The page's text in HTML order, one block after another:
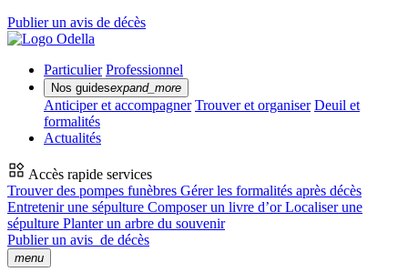
Publier un avis de décès
Particulier Professionnel
Nos guidesexpand_more
Anticiper et accompagner Trouver et organiser Deuil et
formalités
Actualités
Accès rapide services
Trouver des pompes funèbres Gérer les formalités après décès
Entretenir une sépulture Composer un livre d’orLocaliser une
sépulture Planter un arbre du souvenir
Publier un avis de décès
menu